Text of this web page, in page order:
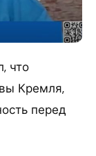
что
Кремля,
перед